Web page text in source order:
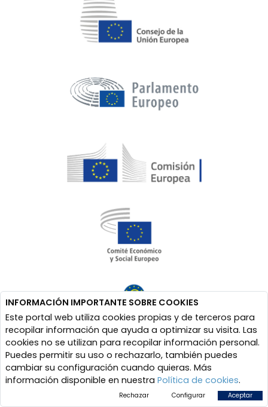
INFORMACIÓN IMPORTANTE SOBRE COOKIES
Este portal web utiliza cookies propias y de terceros para
recopilar información que ayuda a optimizar su visita. Las
cookies no se utilizan para recopilar información personal.
Puedes permitir su uso o rechazarlo, también puedes
cambiar su configuración cuando quieras. Más
información disponible en nuestra Política de cookies.
Rechazar Configurar Aceptar